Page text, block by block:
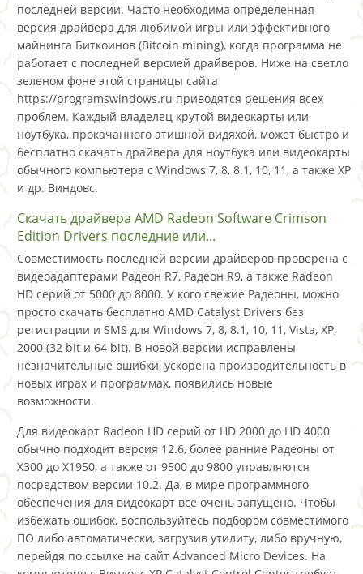
последней версии. Часто необходима определенная
версия драйвера для любимой игры или эффективного
майнинга Биткоинов (Bitcoin mining), когда программа не
работает с последней версией драйверов. Ниже на светло
зеленом фоне этой страницы сайта
https://programswindows.ru приводятся решения всех
проблем. Каждый владелец крутой видеокарты или
ноутбука, прокачанного атишной видяхой, может быстро и
бесплатно скачать драйвера для ноутбука или видеокарты
обычного компьютера с Windows 7, 8, 8.1, 10, 11, а также XP
и др. Виндовс.
Скачать драйвера AMD Radeon Software Crimson
Edition Drivers последние или...
Совместимость последней версии драйверов проверена с
видеоадаптерами Радеон R7, Радеон R9, а также Radeon
HD серий от 5000 до 8000. У кого свежие Радеоны, можно
просто скачать бесплатно AMD Catalyst Drivers без
регистрации и SMS для Windows 7, 8, 8.1, 10, 11, Vista, XP,
2000 (32 bit и 64 bit). В новой версии исправлены
незначительные ошибки, ускорена производительность в
новых играх и программах, появились новые
возможности.
Для видеокарт Radeon HD серий от HD 2000 до HD 4000
обычно подходит версия 12.6, более ранние Радеоны от
X300 до X1950, а также от 9500 до 9800 управляются
посредством версии 10.2. Да, в мире программного
обеспечения для видеокарт все очень запущено. Чтобы
избежать ошибок, воспользуйтесь подбором совместимого
ПО либо автоматически, загрузив утилиту, либо вручную,
перейдя по ссылке на сайт Advanced Micro Devices. На